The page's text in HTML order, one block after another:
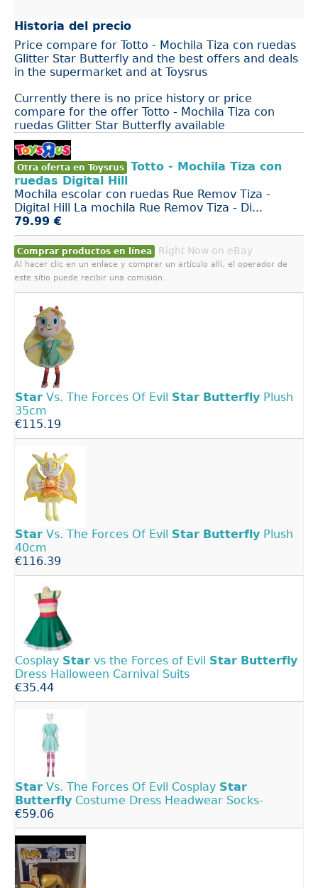
Historia del precio
Price compare for Totto - Mochila Tiza con ruedas
Glitter Star Butterfly and the best offers and deals
in the supermarket and at Toysrus
Currently there is no price history or price
compare for the offer Totto - Mochila Tiza con
ruedas Glitter Star Butterfly available
Otra oferta en Toysrus
Totto - Mochila Tiza con
ruedas Digital Hill
Mochila escolar con ruedas Rue Remov Tiza -
Digital Hill La mochila Rue Remov Tiza - Di...
79.99 €
Comprar productos en línea Right Now on eBay
Al hacer clic en un enlace y comprar un artículo allí, el operador de
este sitio puede recibir una comisión.
Star Vs. The Forces Of Evil Star Butterfly Plush
35cm
€115.19
Star Vs. The Forces Of Evil Star Butterfly Plush
40cm
€116.39
Cosplay Star vs the Forces of Evil Star Butterfly
Dress Halloween Carnival Suits
€35.44
Star Vs. The Forces Of Evil Cosplay Star
Butterfly Costume Dress Headwear Socks-
€59.06